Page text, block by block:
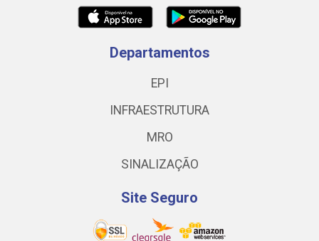
Departamentos
EPI
INFRAESTRUTURA
MRO
SINALIZAÇÃO
Site Seguro